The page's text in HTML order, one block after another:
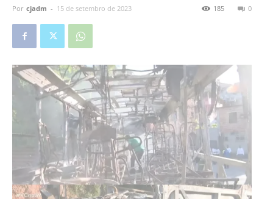
Por cjadm - 15 de setembro de 2023 0
185